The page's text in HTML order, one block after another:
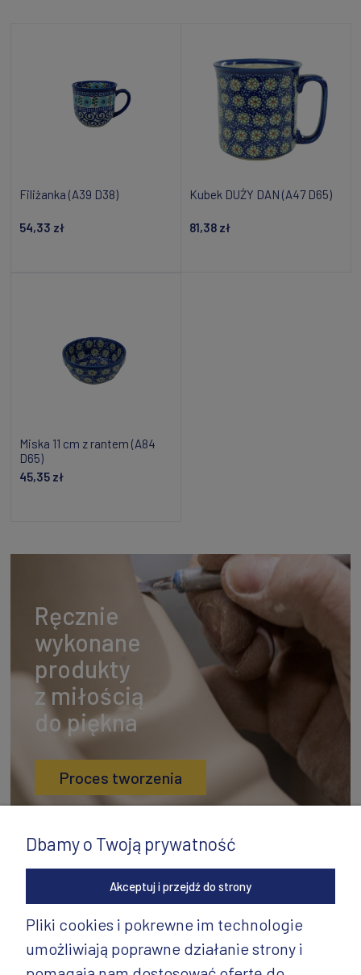
Filiżanka (A39 D38)
54,33 zł
Kubek DUŻY DAN (A47 D65)
81,38 zł
Miska 11 cm z rantem (A84
D65)
45,35 zł
Ręcznie
wykonane
produkty
z miłością
do piękna
Proces tworzenia
INFORMACJE
Dbamy o Twoją prywatność
Akceptuj i przejdź do strony
Pliki cookies i pokrewne im technologie
umożliwiają poprawne działanie strony i